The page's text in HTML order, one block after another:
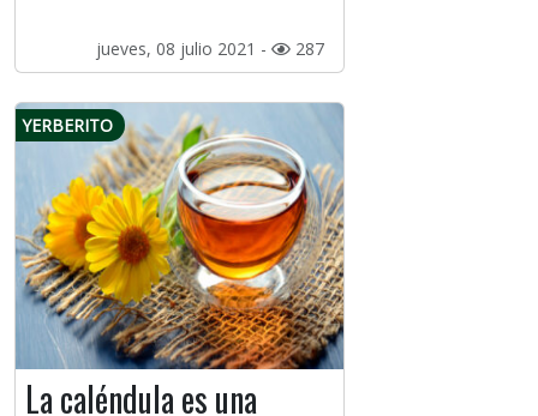
jueves, 08 julio 2021 - 287
YERBERITO
La caléndula es una